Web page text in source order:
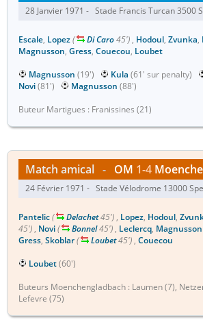
28 Janvier 1971 - Stade Francis Turcan 3500
Escale, Lopez( Di Caro45') , Hodoul, Zvunka,
Magnusson, Gress, Couecou, Loubet
Magnusson (19') Kula (61' sur penalty)
Novi(81') Magnusson (88')
Buteur Martigues : Franissines (21)
Match amical - OM 1-4
24 Février 1971 - Stade Vélodrome 13000
Pantelic( Delachet45') , Lopez, Hodoul,
45') , Novi( Bonnel45') , Leclercq, Magnusson
Gress, Skoblar( Loubet45') , Couecou
Loubet(60')
Buteurs Moenchengladbach : Laumen (7),
Lefevre (75)